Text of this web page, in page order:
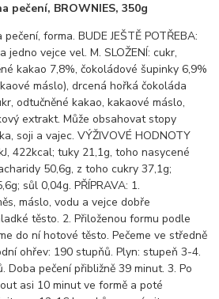
pečení, BROWNIES, 350g
forma. BUDE JEŠTĚ POTŘEBA:
jedno vejce vel. M. SLOŽENÍ: cukr,
kakao 7,8%, čokoládové šupinky 6,9%
máslo), drcená hořká čokoláda
odtučněné kakao, kakaové máslo,
extrakt. Může obsahovat stopy
soji a vajec. VÝŽIVOVÉ HODNOTY
422kcal; tuky 21,1g, toho nasycené
50,6g, z toho cukry 37,1g;
sůl 0,04g. PŘÍPRAVA: 1.
máslo, vodu a vejce dobře
těsto. 2. Přiloženou formu podle
do ní hotové těsto. Pečeme ve středně
ohřev: 190 stupňů. Plyn: stupeň 3-4.
Doba pečení přibližně 39 minut. 3. Po
asi 10 minut ve formě a poté